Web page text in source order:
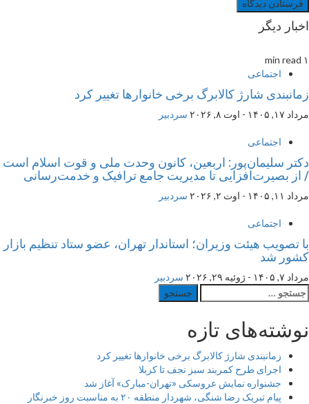
اخبار دیگر
۱ min read
اجتماعی
زمانبندی شارژ کالابرگ برخی خانوارها تغییر کرد
مرداد ۱۷, ۱۴۰۵ - اوت ۸, ۲۰۲۶ سردبیر
اجتماعی
دکتر سلیمان‌پور: اربعین، کانون وحدت ملی و قوت اسلام است
/ از بصیرت‌افزایی تا مدیریت جامع ترافیک و خدمت‌رسانی
مرداد ۱۱, ۱۴۰۵ - اوت ۲, ۲۰۲۶ سردبیر
اجتماعی
با تصویب هیئت وزیران؛ استاندار تهران، عضو ستاد تنظیم بازار
کشور شد
مرداد ۷, ۱۴۰۵ - ژوئیه ۲۹, ۲۰۲۶
سردبیر
جستجو
برای:
نوشته‌های تازه
زمانبندی شارژ کالابرگ برخی خانوارها تغییر کرد
اجرای طرح کمربند سبز نجف تا کربلا
جشنواره نمایش عروسکی «تهران-مبارک» آغاز شد
پیام تبریک رضا شنگی، شهردار منطقه ۲۰ به مناسبت روز خبرنگار